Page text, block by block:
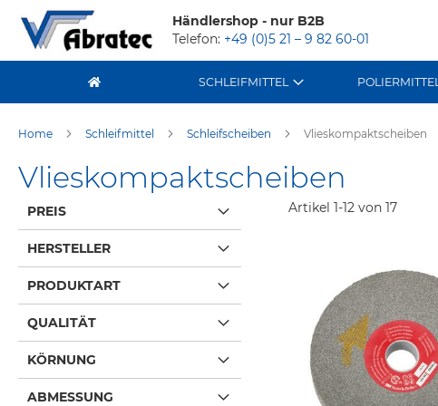
Händlershop - nur B2B
Telefon: +49 (0)5 21 – 9 82 60-01
SCHLEIFMITTEL POLIERMITTEL
Home Schleifmittel Schleifscheiben Vlieskompaktscheiben
Vlieskompaktscheiben
Artikel 1-12von 17
PREIS
HERSTELLER
PRODUKTART
QUALITÄT
KÖRNUNG
ABMESSUNG